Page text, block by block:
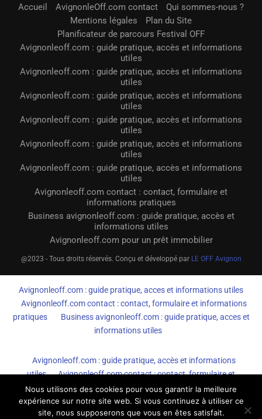
Accueil AvignonleOff.com contact
Qui sommes-nous ?
Mentions légales
Plan du Site
Planificateur de parcours Festival OFF
Avignonleoff.com : guide pratique, accès et informations
utiles
Avignonleoff.com : guide pratique, accès et informations
utiles
Avignonleoff.com : guide pratique, accès et informations
utiles
Avignonleoff.com : guide pratique, accès et informations
utiles
Avignonleoff.com : guide pratique, accès et informations
utiles
Avignonleoff.com : guide pratique, accès et informations
utiles
Avignonleoff.com contact : contact, formulaire et
informations pratiques
Business avignonleoff.com : guide pratique, accès et
informations utiles
Avignonleoff.com pour un prêt immobilier
@2023 - Tous droits réservés. Conçu et développé par LE OFF Avignon
Avignonleoff.com : guide pratique, acces et informations utiles
Avignonleoff.com contact : contact, formulaire et informations
pratiques
Business avignonleoff.com : guide pratique, acces et
informations utiles
Avignonleoff.com : guide pratique, accès et informations
utiles
Avignonleoff.com contact : contact, formulaire et
informations pratiques
Business avignonleoff.com : guide
pratique, accès et informations utiles
Nous utilisons des cookies pour vous garantir la meilleure
expérience sur notre site web. Si vous continuez à utiliser ce
site, nous supposerons que vous en êtes satisfait.